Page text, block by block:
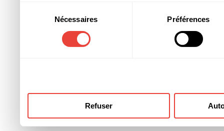
d'autres informations
ont collectées lors de
consentement
Nécessaires Préférences
Refuser